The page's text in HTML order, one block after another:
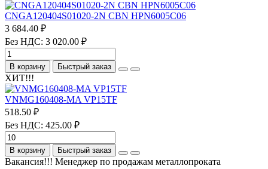
CNGA120404S01020-2N CBN HPN6005C06
3 684.40 ₽
Без НДС: 3 020.00 ₽
В корзину Быстрый заказ
ХИТ!!!
VNMG160408-MA VP15TF
518.50 ₽
Без НДС: 425.00 ₽
В корзину Быстрый заказ
Вакансия!!! Менеджер по продажам металлопроката